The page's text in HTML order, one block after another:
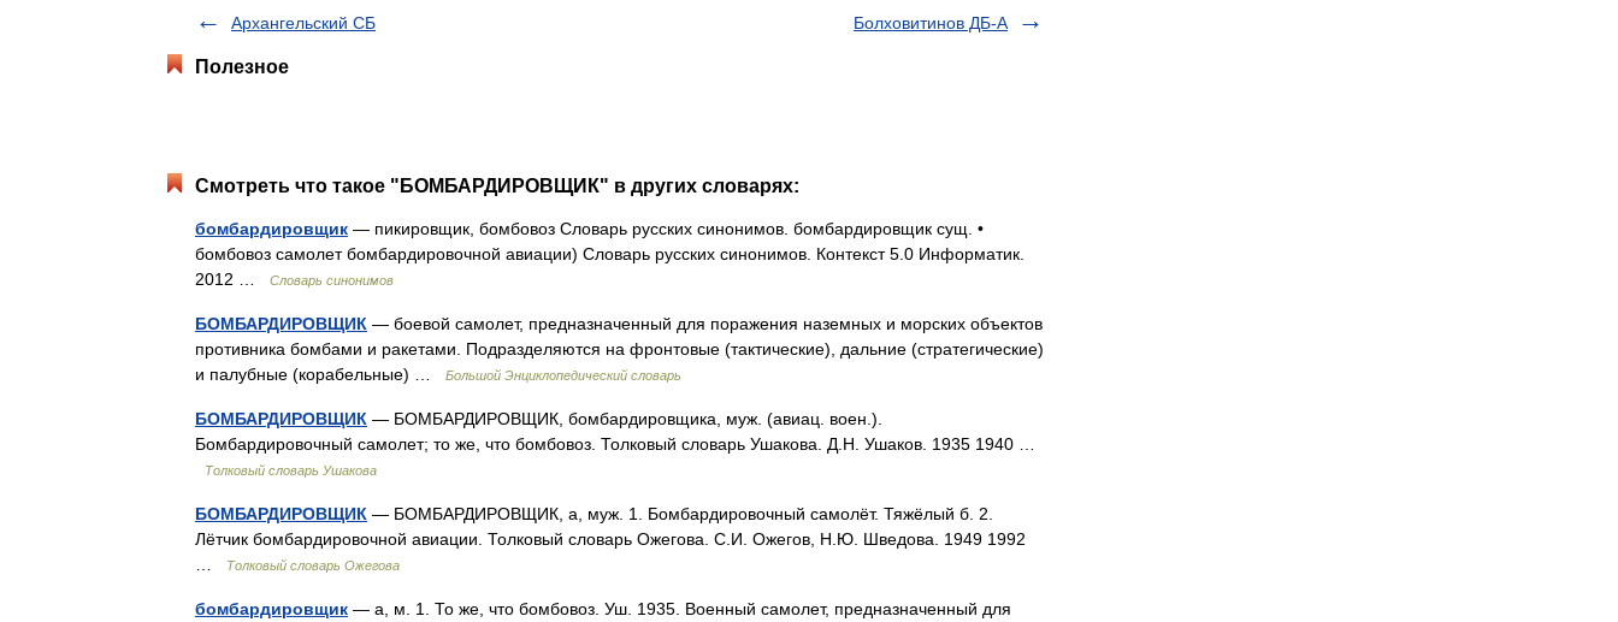
Архангельский СБ Болховитинов ДБ-А
Полезное
Смотреть что такое "БОМБАРДИРОВЩИК" в других словарях:
бомбардировщик — пикировщик, бомбовоз Словарь русских синонимов. бомбардировщик сущ. •
бомбовоз самолет бомбардировочной авиации) Словарь русских синонимов. Контекст 5.0 Информатик.
2012 …
Словарь синонимов
БОМБАРДИРОВЩИК — боевой самолет, предназначенный для поражения наземных и морских объектов
противника бомбами и ракетами. Подразделяются на фронтовые (тактические), дальние (стратегические)
и палубные (корабельные) …
Большой Энциклопедический словарь
БОМБАРДИРОВЩИК — БОМБАРДИРОВЩИК, бомбардировщика, муж. (авиац. воен.).
Бомбардировочный самолет; то же, что бомбовоз. Толковый словарь Ушакова. Д.Н. Ушаков. 1935 1940 …
Толковый словарь Ушакова
БОМБАРДИРОВЩИК — БОМБАРДИРОВЩИК, а, муж. 1. Бомбардировочный самолёт. Тяжёлый б. 2.
Лётчик бомбардировочной авиации. Толковый словарь Ожегова. С.И. Ожегов, Н.Ю. Шведова. 1949 1992
Толковый словарь Ожегова
бомбардировщик — а, м. 1. То же, что бомбовоз. Уш. 1935. Военный самолет, предназначенный для